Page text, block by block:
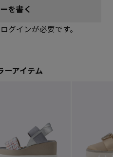
を書く
グインが必要です。
ーアイテム